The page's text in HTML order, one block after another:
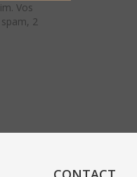
Vos
2